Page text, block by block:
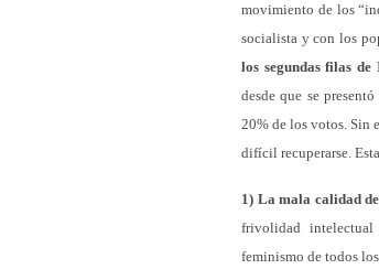
movimiento de los
socialista y con los
los segundas filas
desde que se
20% de los votos. Sin
difícil recuperarse.
1) La mala calidad
frivolidad intelectual
feminismo de todos